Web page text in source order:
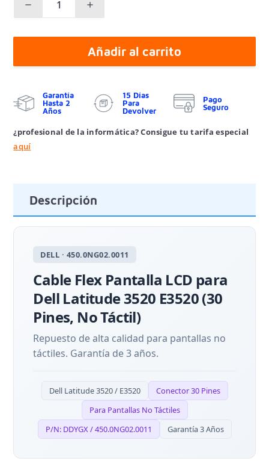
Añadir al carrito
Garantía
Hasta 2
Años
15 Días
Para
Devolver
Pago
Seguro
¿profesional de la informática? Consigue tu tarifa especial
aquí
Descripción
DELL · 450.0NG02.0011
Cable Flex Pantalla LCD para
Dell Latitude 3520 E3520 (30
Pines, No Táctil)
Repuesto de alta calidad para pantallas no
táctiles. Garantía de 3 años.
Dell Latitude 3520 / E3520
Conector 30 Pines
Para Pantallas No Táctiles
P/N: DDYGX / 450.0NG02.0011
Garantía 3 Años